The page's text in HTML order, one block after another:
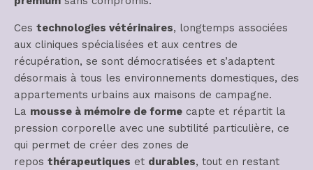
Ces technologies vétérinaires, longtemps associées
aux cliniques spécialisées et aux centres de
récupération, se sont démocratisées et s’adaptent
désormais à tous les environnements domestiques, des
appartements urbains aux maisons de campagne.
La mousse à mémoire de forme capte et répartit la
pression corporelle avec une subtilité particulière, ce
qui permet de créer des zones de
repos thérapeutiques et durables, tout en restant